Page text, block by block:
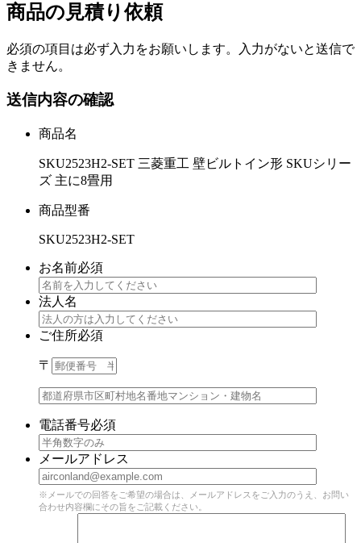
商品の見積り依頼
必須の項目は必ず入力をお願いします。入力がないと送信で
きません。
送信内容の確認
商品名
SKU2523H2-SET 三菱重工 壁ビルトイン形 SKUシリー
ズ 主に8畳用
商品型番
SKU2523H2-SET
お名前必須
法人名
ご住所必須
〒
電話番号必須
メールアドレス
※メールでの回答をご希望の場合は、メールアドレスをご入力のうえ、お問い
合わせ内容欄にその旨をご記載ください。